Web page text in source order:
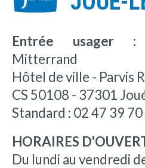
Entrée usager :
Mitterrand
Hôtel de ville - Parvis
CS 50108 - 37301
Standard : 02 47 39
HORAIRES
Du lundi au vendredi